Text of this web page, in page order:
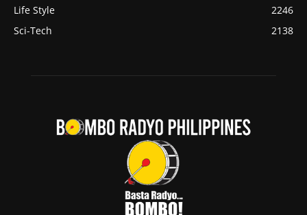
Life Style
2246
Sci-Tech
2138